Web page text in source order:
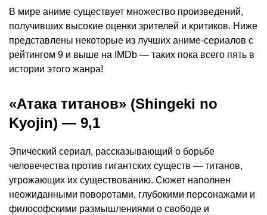
В мире аниме существует множество произведений,
получивших высокие оценки зрителей и критиков. Ниже
представлены некоторые из лучших аниме-сериалов с
рейтингом 9 и выше на IMDb — таких пока всего пять в
истории этого жанра!
«Атака титанов» (Shingeki no
Kyojin) — 9,1
Эпический сериал, рассказывающий о борьбе
человечества против гигантских существ — титанов,
угрожающих их существованию. Сюжет наполнен
неожиданными поворотами, глубокими персонажами и
философскими размышлениями о свободе и